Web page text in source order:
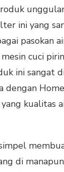
ini yang
pasokan
cuci
ini sangat
dengan
kualitas
di